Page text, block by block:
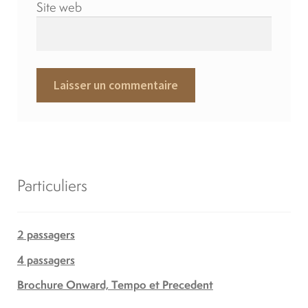
Site web
Particuliers
2 passagers
4 passagers
Brochure Onward, Tempo et Precedent